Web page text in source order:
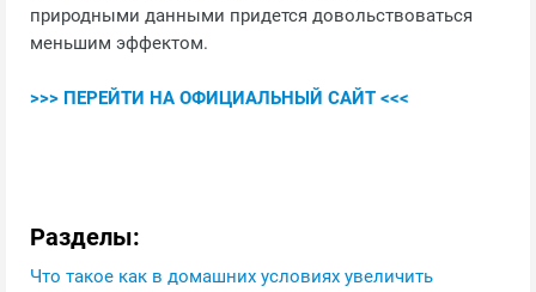
природными данными придется довольствоваться
меньшим эффектом.
>>> ПЕРЕЙТИ НА ОФИЦИАЛЬНЫЙ САЙТ <<<
Разделы:
Что такое как в домашних условиях увеличить